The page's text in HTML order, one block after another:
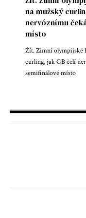
na mužský
nervóznímu
místo
Žít. Zimní olympijské
curling, jak GB čelí
semifinálové místo